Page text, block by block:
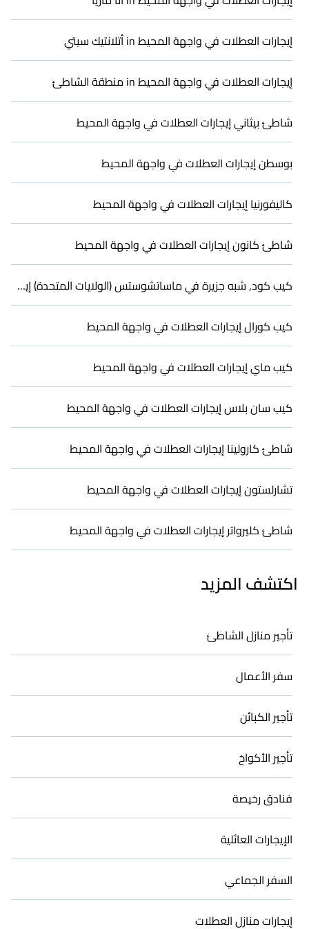
سواء كنت تبحث عن فيلا فاخرة، منتجع، منزل مؤثث، شقة مريحة
بإطلالات خلابة مع غرف نوم خاصة وحمامات بالقرب من Florida، ابحث
عن إيجار على الواجهة البحرية بإطلالة رائعة.
إيجارات العطلات في واجهة المحيط in أتلانتيك سيتي
إيجارات العطلات في واجهة المحيط in منطقة الشاطئ
شاطئ بيثاني إيجارات العطلات في واجهة المحيط
بوسطن إيجارات العطلات في واجهة المحيط
كاليفورنيا إيجارات العطلات في واجهة المحيط
شاطئ كانون إيجارات العطلات في واجهة المحيط
كيب كود, شبه جزيرة في ماساتشوستس (الولايات المتحدة) إيجارات العطلات في واجهة المحيط
كيب كورال إيجارات العطلات في واجهة المحيط
كيب ماي إيجارات العطلات في واجهة المحيط
كيب سان بلاس إيجارات العطلات في واجهة المحيط
شاطئ كارولينا إيجارات العطلات في واجهة المحيط
تشارلستون إيجارات العطلات في واجهة المحيط
شاطئ كليرواتر إيجارات العطلات في واجهة المحيط
اكتشف المزيد
تأجير منازل الشاطئ
سفر الأعمال
تأجير الكبائن
تأجير الأكواخ
فنادق رخيصة
الإيجارات العائلية
السفر الجماعي
إيجارات منازل العطلات